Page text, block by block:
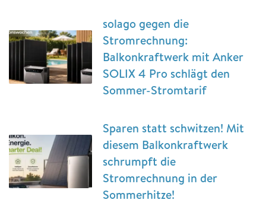
solago gegen die
Stromrechnung:
Balkonkraftwerk mit Anker
SOLIX 4 Pro schlägt den
Sommer-Stromtarif
Sparen statt schwitzen! Mit
diesem Balkonkraftwerk
schrumpft die
Stromrechnung in der
Sommerhitze!